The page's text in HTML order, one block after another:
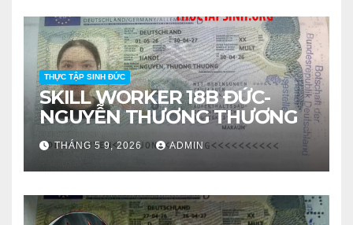
THỰC TẬP SINH ĐỨC
SKILL WORKER 18B ĐỨC-
NGUYỄN THƯƠNG THƯƠNG
THÁNG 5 9, 2026 ADMIN